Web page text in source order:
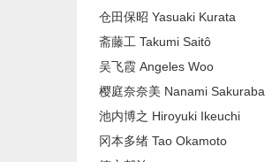
仓田保昭 Yasuaki Kurata
斋藤工 Takumi Saitô
吴飞霞 Angeles Woo
樱庭奈奈美 Nanami Sakuraba
池内博之 Hiroyuki Ikeuchi
冈本多绪 Tao Okamoto